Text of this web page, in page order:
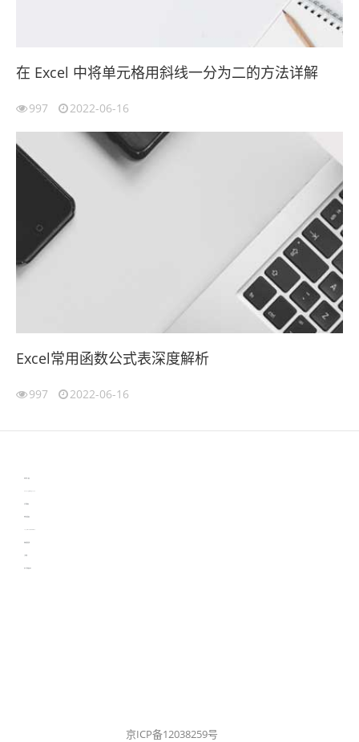
在 Excel 中将单元格用斜线一分为二的方法详解
997 2022-06-16
Excel常用函数公式表深度解析
997 2022-06-16
京ICP备12038259号